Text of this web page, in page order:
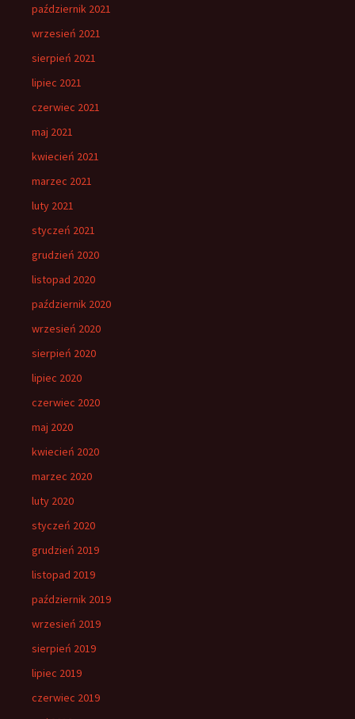
październik 2021
wrzesień 2021
sierpień 2021
lipiec 2021
czerwiec 2021
maj 2021
kwiecień 2021
marzec 2021
luty 2021
styczeń 2021
grudzień 2020
listopad 2020
październik 2020
wrzesień 2020
sierpień 2020
lipiec 2020
czerwiec 2020
maj 2020
kwiecień 2020
marzec 2020
luty 2020
styczeń 2020
grudzień 2019
listopad 2019
październik 2019
wrzesień 2019
sierpień 2019
lipiec 2019
czerwiec 2019